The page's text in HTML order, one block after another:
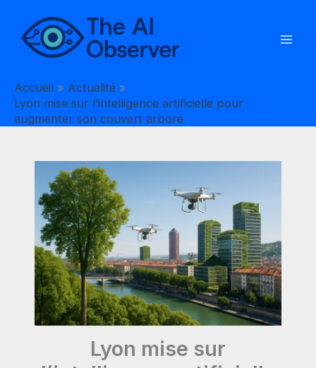
contenu
Accueil
Actualité
Lyon mise sur l’intelligence artificielle pour
augmenter son couvert arboré
Lyon mise sur